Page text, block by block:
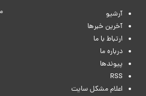
آرشیو
آخرین خبرها
ارتباط با ما
درباره ما
پیوندها
RSS
اعلام مشکل سایت